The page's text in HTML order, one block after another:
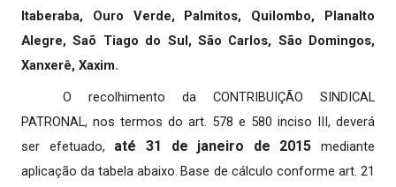
Itaberaba, Ouro Verde, Palmitos, Quilombo, Planalto
Alegre, Saõ Tiago do Sul, São Carlos, São Domingos,
Xanxerê, Xaxim.
O recolhimento da CONTRIBUIÇÃO SINDICAL
PATRONAL, nos termos do art. 578 e 580 inciso III, deverá
ser efetuado, até 31 de janeiro de 2015 mediante
aplicação da tabela abaixo. Base de cálculo conforme art. 21